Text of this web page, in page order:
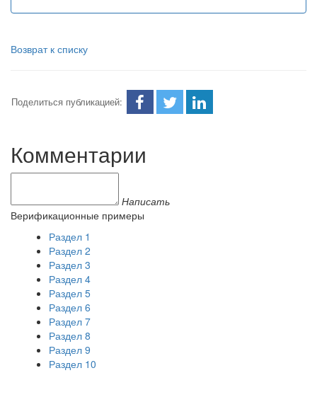
Возврат к списку
Поделиться публикацией:
Комментарии
Написать
Верификационные примеры
Раздел 1
Раздел 2
Раздел 3
Раздел 4
Раздел 5
Раздел 6
Раздел 7
Раздел 8
Раздел 9
Раздел 10